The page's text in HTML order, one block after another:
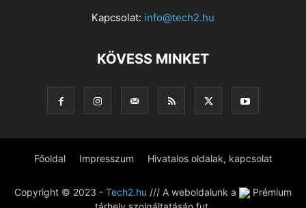
Kapcsolat: info@tech2.hu
KÖVESS MINKET
Főoldal Impresszum Hivatalos oldalak, kapcsolat
Copyright © 2023 - Tech2.hu /// A weboldalunk a
Prémium